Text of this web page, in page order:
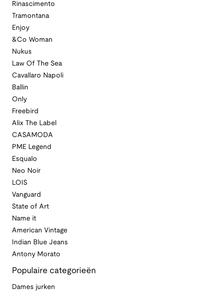
Rinascimento
Tramontana
Enjoy
&Co Woman
Nukus
Law Of The Sea
Cavallaro Napoli
Ballin
Only
Freebird
Alix The Label
CASAMODA
PME Legend
Esqualo
Neo Noir
LOIS
Vanguard
State of Art
Name it
American Vintage
Indian Blue Jeans
Antony Morato
Populaire categorieën
Dames jurken